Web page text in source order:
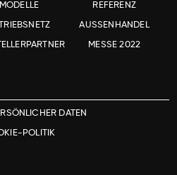
MODELLE REFERENZ
AUSSENHANDEL
MESSE 2022
DATEN
POLITIK